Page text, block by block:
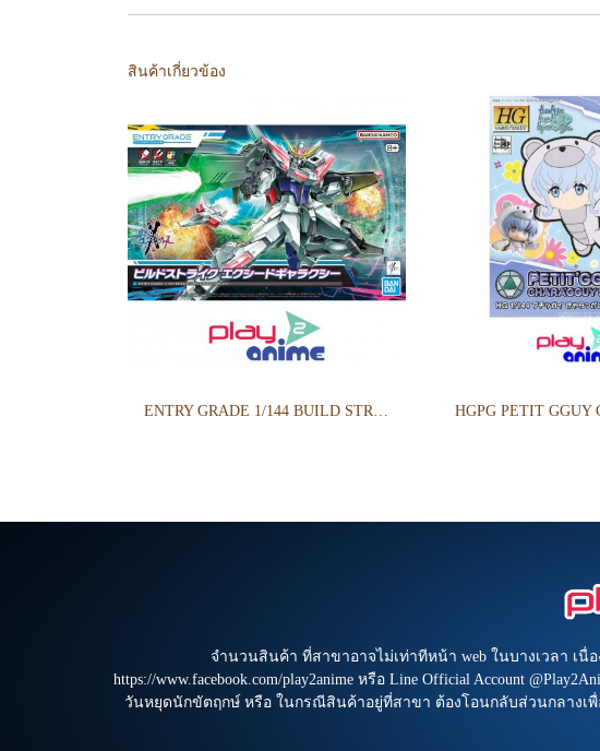
สินค้าเกี่ยวข้อง
ENTRY GRADE 1/144 BUILD STRIKE EXCEED GALAXY
จำนวนสินค้า ที่สาขาอาจไม่เท่าทีหน้า web ในบางเวลา เนื่
https://www.facebook.com/play2anime หรือ Line Official Account
วันหยุดนักขัตฤกษ์ หรือ ในกรณีสินค้าอยู่ที่สาขา ต้องโอนกลับส่วนกลางเพื่